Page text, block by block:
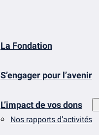
La Fondation
S’engager pour l’avenir
L’impact de vos dons
Nos rapports d’activités